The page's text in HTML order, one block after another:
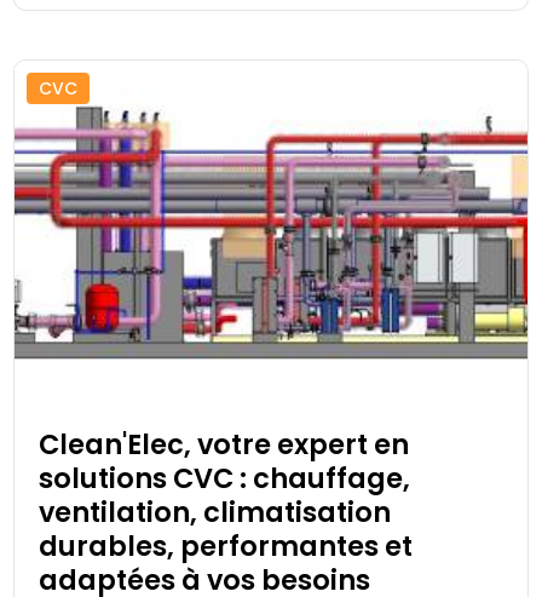
CVC
Clean'Elec, votre expert en
solutions CVC : chauffage,
ventilation, climatisation
durables, performantes et
adaptées à vos besoins